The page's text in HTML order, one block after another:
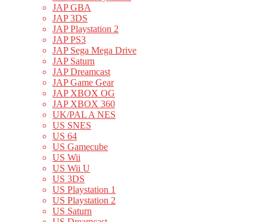
JAP GBA
JAP 3DS
JAP Playstation 2
JAP PS3
JAP Sega Mega Drive
JAP Saturn
JAP Dreamcast
JAP Game Gear
JAP XBOX OG
JAP XBOX 360
UK/PAL A NES
US SNES
US 64
US Gamecube
US Wii
US Wii U
US 3DS
US Playstation 1
US Playstation 2
US Saturn